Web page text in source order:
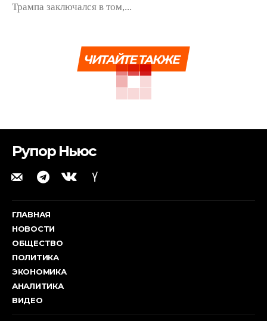
Трампа заключался в том,...
ЧИТАЙТЕ ТАКЖЕ
Рупор Ньюс
ГЛАВНАЯ
НОВОСТИ
ОБЩЕСТВО
ПОЛИТИКА
ЭКОНОМИКА
АНАЛИТИКА
ВИДЕО